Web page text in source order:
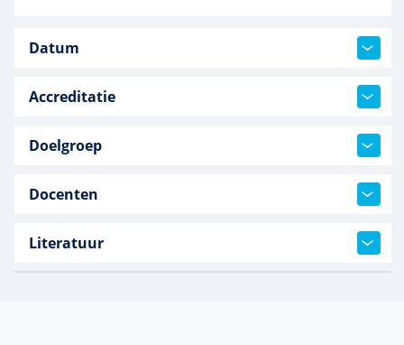
Datum
Accreditatie
Doelgroep
Docenten
Literatuur